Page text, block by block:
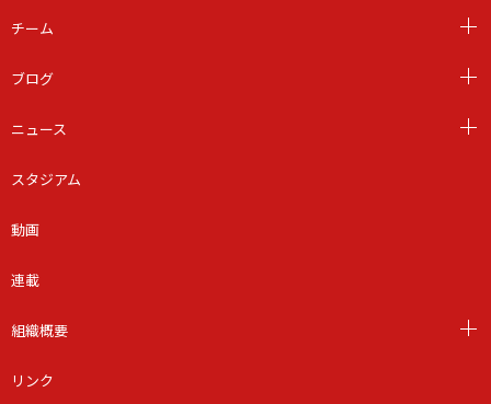
チーム
ブログ
ニュース
スタジアム
動画
連載
組織概要
リンク